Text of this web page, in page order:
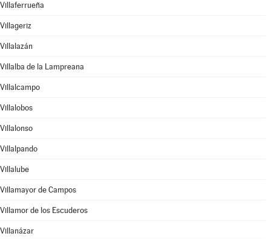
Villaferrueña
Villageriz
Villalazán
Villalba de la Lampreana
Villalcampo
Villalobos
Villalonso
Villalpando
Villalube
Villamayor de Campos
Villamor de los Escuderos
Villanázar